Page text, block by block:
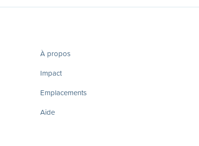
À propos
Impact
Emplacements
Aide